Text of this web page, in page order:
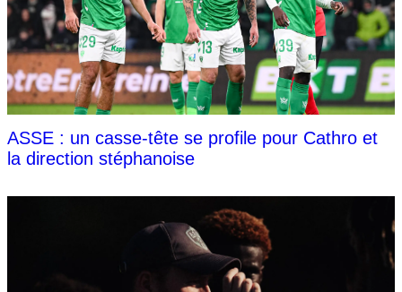
ASSE : un casse-tête se profile pour Cathro et
la direction stéphanoise